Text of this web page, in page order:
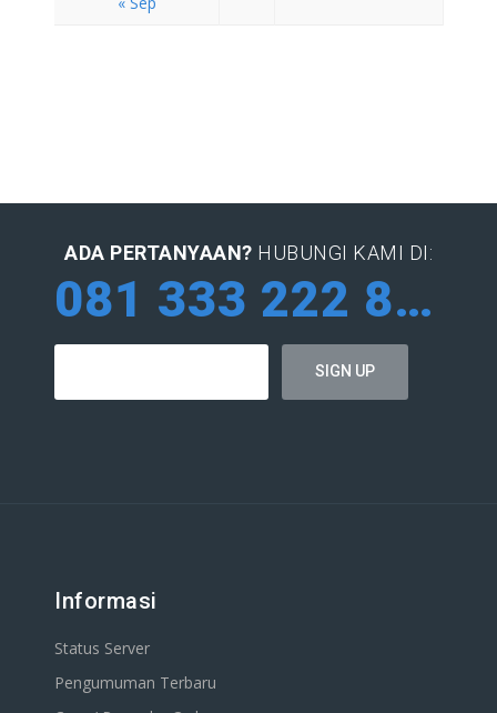
ADA PERTANYAAN? HUBUNGI KAMI DI:
081 333 222 884
Informasi
Status Server
Pengumuman Terbaru